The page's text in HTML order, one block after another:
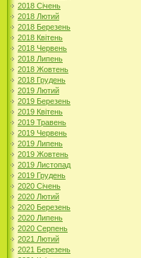
2018 Січень
2018 Лютий
2018 Березень
2018 Квітень
2018 Червень
2018 Липень
2018 Жовтень
2018 Грудень
2019 Лютий
2019 Березень
2019 Квітень
2019 Травень
2019 Червень
2019 Липень
2019 Жовтень
2019 Листопад
2019 Грудень
2020 Січень
2020 Лютий
2020 Березень
2020 Липень
2020 Серпень
2021 Лютий
2021 Березень